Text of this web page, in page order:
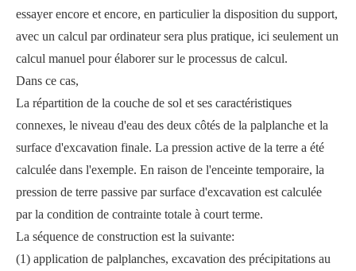
essayer encore et encore, en particulier la disposition du support,
avec un calcul par ordinateur sera plus pratique, ici seulement un
calcul manuel pour élaborer sur le processus de calcul.
Dans ce cas,
La répartition de la couche de sol et ses caractéristiques
connexes, le niveau d'eau des deux côtés de la palplanche et la
surface d'excavation finale. La pression active de la terre a été
calculée dans l'exemple. En raison de l'enceinte temporaire, la
pression de terre passive par surface d'excavation est calculée
par la condition de contrainte totale à court terme.
La séquence de construction est la suivante:
(1) application de palplanches, excavation des précipitations au